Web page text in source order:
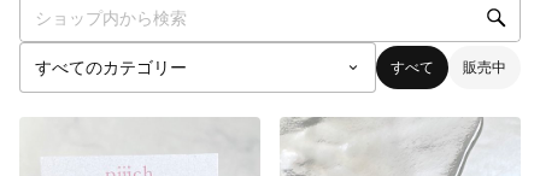
すべて 販売中